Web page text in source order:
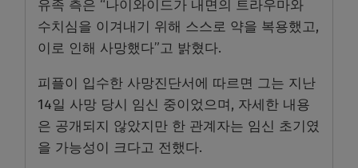
유족 측은 “나이와이드가 내면의 트라우마와
수치심을 이겨내기 위해 스스로 약을 복용했고,
이로 인해 사망했다”고 밝혔다.
피플이 입수한 사망진단서에 따르면 그는 지난
14일 사망 당시 임신 중이었으며, 자세한 내용
은 공개되지 않았지만 한 관계자는 임신 초기였
을 가능성이 크다고 전했다.